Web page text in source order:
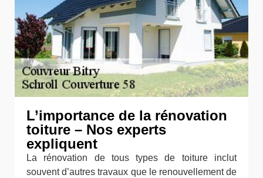
L’importance de la rénovation
toiture – Nos experts
expliquent
La rénovation de tous types de toiture inclut
souvent d’autres travaux que le renouvellement de